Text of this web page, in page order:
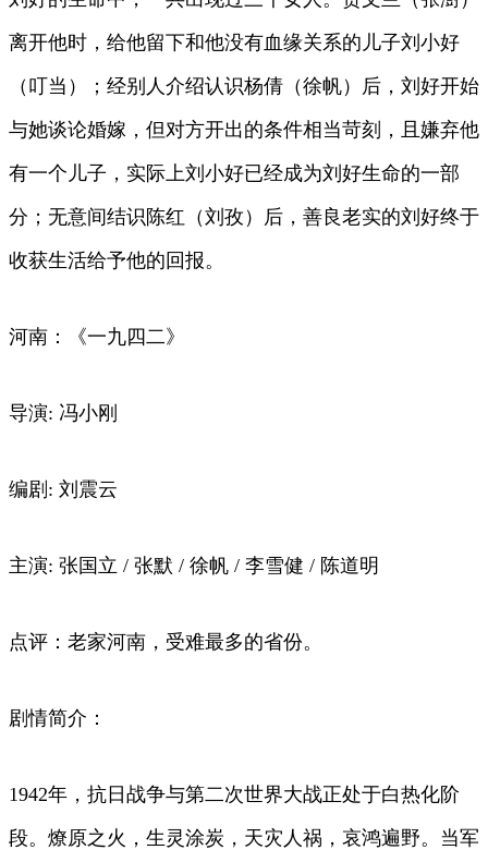
离开他时，给他留下和他没有血缘关系的儿子刘小好
（叮当）；经别人介绍认识杨倩（徐帆）后，刘好开始
与她谈论婚嫁，但对方开出的条件相当苛刻，且嫌弃他
有一个儿子，实际上刘小好已经成为刘好生命的一部
分；无意间结识陈红（刘孜）后，善良老实的刘好终于
收获生活给予他的回报。
河南：《一九四二》
导演: 冯小刚
编剧: 刘震云
主演: 张国立 / 张默 / 徐帆 / 李雪健 / 陈道明
点评：老家河南，受难最多的省份。
剧情简介：
1942年，抗日战争与第二次世界大战正处于白热化阶
段。燎原之火，生灵涂炭，天灾人祸，哀鸿遍野。当军